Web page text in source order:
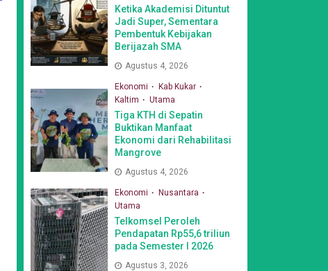
Ketika Akademisi Dituntut
Jadi Super, Sementara
Pembentuk Kebijakan
Berijazah SMA
Agustus 4, 2026
Ekonomi
Kab Kukar
Kaltim
Utama
Tiga KTH di Sepatin
Buktikan Manfaat
Ekonomi dari Rehabilitasi
Mangrove
Agustus 4, 2026
Ekonomi
Nusantara
Utama
Telkomsel Peroleh
Pendapatan Rp55,6 triliun
pada Semester I 2026
Agustus 3, 2026